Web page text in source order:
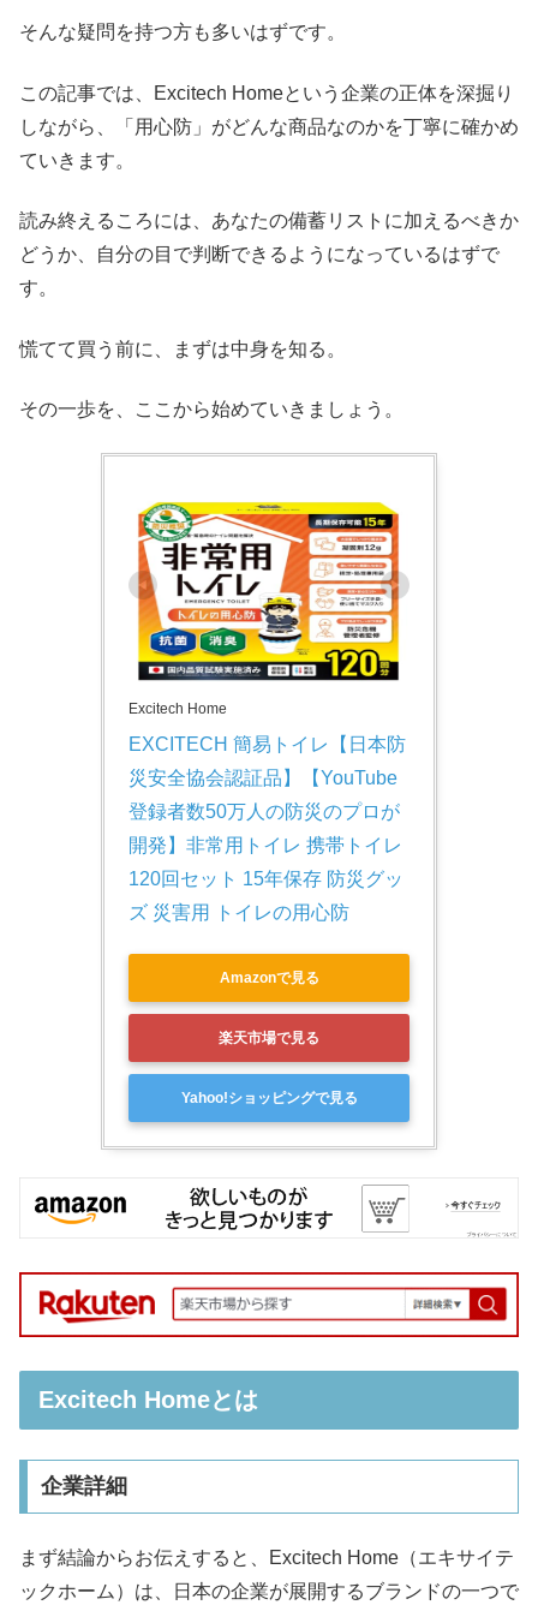
そんな疑問を持つ方も多いはずです。
この記事では、Excitech Homeという企業の正体を深掘り
しながら、「用心防」がどんな商品なのかを丁寧に確かめ
ていきます。
読み終えるころには、あなたの備蓄リストに加えるべきか
どうか、自分の目で判断できるようになっているはずで
す。
慌てて買う前に、まずは中身を知る。
その一歩を、ここから始めていきましょう。
Excitech Home
EXCITECH 簡易トイレ【日本防
災安全協会認証品】【YouTube
登録者数50万人の防災のプロが
開発】非常用トイレ 携帯トイレ
120回セット 15年保存 防災グッ
ズ 災害用 トイレの用心防
Amazonで見る
楽天市場で見る
Yahoo!ショッピングで見る
Excitech Homeとは
企業詳細
まず結論からお伝えすると、Excitech Home（エキサイテ
ックホーム）は、日本の企業が展開するブランドの一つで